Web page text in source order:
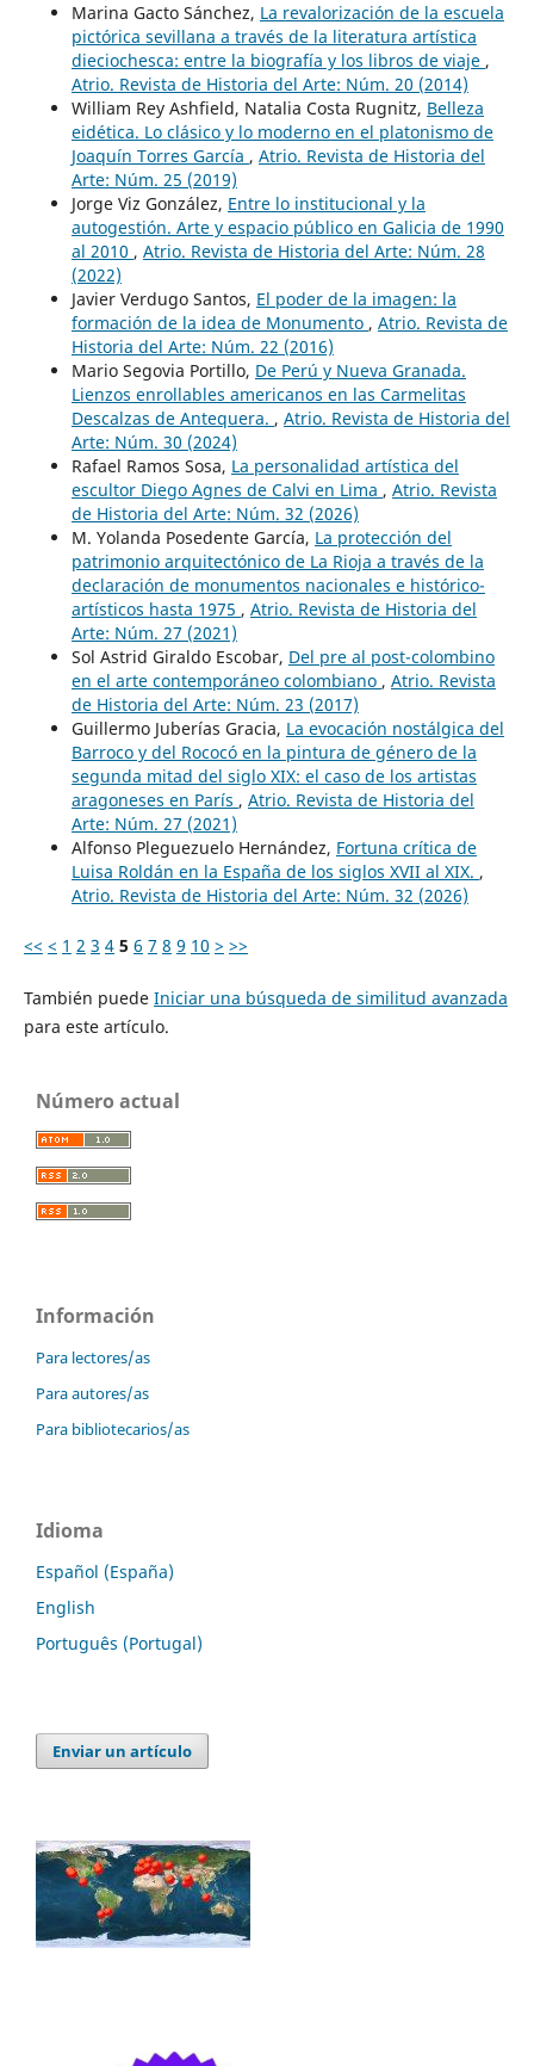
Marina Gacto Sánchez, La revalorización de la escuela
pictórica sevillana a través de la literatura artística
dieciochesca: entre la biografía y los libros de viaje ,
Atrio. Revista de Historia del Arte: Núm. 20 (2014)
William Rey Ashfield, Natalia Costa Rugnitz, Belleza
eidética. Lo clásico y lo moderno en el platonismo de
Joaquín Torres García , Atrio. Revista de Historia del
Arte: Núm. 25 (2019)
Jorge Viz González, Entre lo institucional y la
autogestión. Arte y espacio público en Galicia de 1990
al 2010 , Atrio. Revista de Historia del Arte: Núm. 28
(2022)
Javier Verdugo Santos, El poder de la imagen: la
formación de la idea de Monumento , Atrio. Revista de
Historia del Arte: Núm. 22 (2016)
Mario Segovia Portillo, De Perú y Nueva Granada.
Lienzos enrollables americanos en las Carmelitas
Descalzas de Antequera. , Atrio. Revista de Historia del
Arte: Núm. 30 (2024)
Rafael Ramos Sosa, La personalidad artística del
escultor Diego Agnes de Calvi en Lima , Atrio. Revista
de Historia del Arte: Núm. 32 (2026)
M. Yolanda Posedente García, La protección del
patrimonio arquitectónico de La Rioja a través de la
declaración de monumentos nacionales e histórico-
artísticos hasta 1975 , Atrio. Revista de Historia del
Arte: Núm. 27 (2021)
Sol Astrid Giraldo Escobar, Del pre al post-colombino
en el arte contemporáneo colombiano , Atrio. Revista
de Historia del Arte: Núm. 23 (2017)
Guillermo Juberías Gracia, La evocación nostálgica del
Barroco y del Rococó en la pintura de género de la
segunda mitad del siglo XIX: el caso de los artistas
aragoneses en París , Atrio. Revista de Historia del
Arte: Núm. 27 (2021)
Alfonso Pleguezuelo Hernández, Fortuna crítica de
Luisa Roldán en la España de los siglos XVII al XIX. ,
Atrio. Revista de Historia del Arte: Núm. 32 (2026)
<< < 1 2 3 4 5 6 7 8 9 10 > >>
También puede Iniciar una búsqueda de similitud avanzada
para este artículo.
Número actual
Información
Para lectores/as
Para autores/as
Para bibliotecarios/as
Idioma
Español (España)
English
Português (Portugal)
Enviar un artículo